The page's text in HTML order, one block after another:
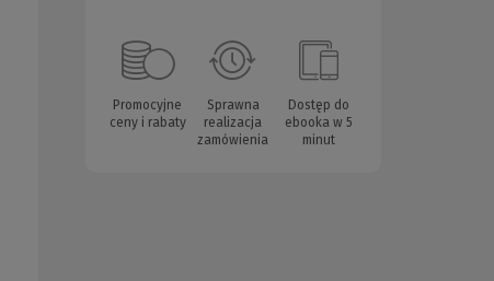
Promocyjne
ceny i rabaty
Sprawna
realizacja
zamówienia
Dostęp do
ebooka w 5
minut